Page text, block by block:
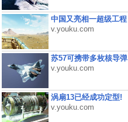
中国又亮相一超级工程
v.youku.com
苏57可携带多枚核导弹
v.youku.com
涡扇13已经成功定型!
v.youku.com